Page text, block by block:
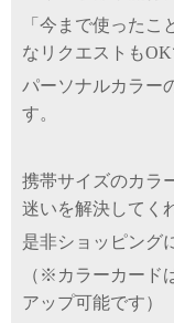
「今まで使った
なリクエストもOK
パーソナルカラー
す。
携帯サイズのカラ
迷いを解決してく
是非ショッピング
（※カラーカード
アップ可能です）